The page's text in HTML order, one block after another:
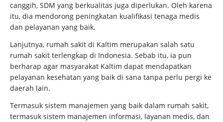
canggih, SDM yang berkualitas juga diperlukan. Oleh karena
itu, dia mendorong peningkatan kualifikasi tenaga medis
dan pelayanan yang baik.
Lanjutnya, rumah sakit di Kaltim merupakan salah satu
rumah sakit terlengkap di Indonesia. Sebab itu, ia pun
berharap agar masyarakat Kaltim dapat mendapatkan
pelayanan kesehatan yang baik di sana tanpa perlu pergi ke
daerah lain.
Termasuk sistem manajemen yang baik dalam rumah sakit,
termasuk sistem manajemen informasi, layanan medis, dan